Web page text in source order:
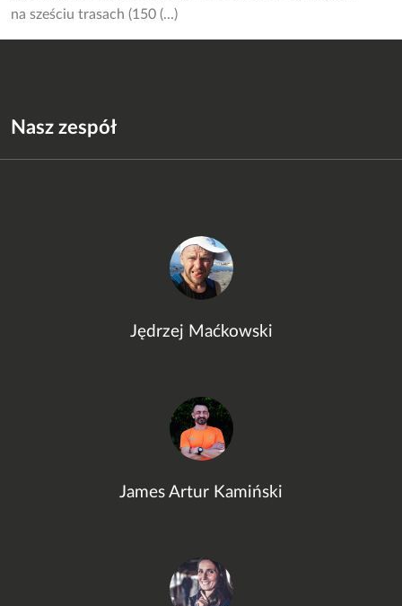
na sześciu trasach (150 (...)
Nasz zespół
Jędrzej Maćkowski
James Artur Kamiński